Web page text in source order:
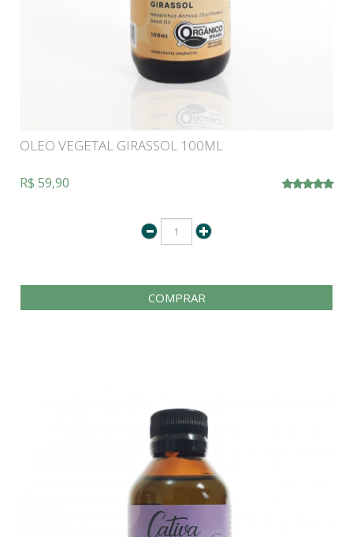
OLEO VEGETAL GIRASSOL 100ML
R$ 59,90
COMPRAR